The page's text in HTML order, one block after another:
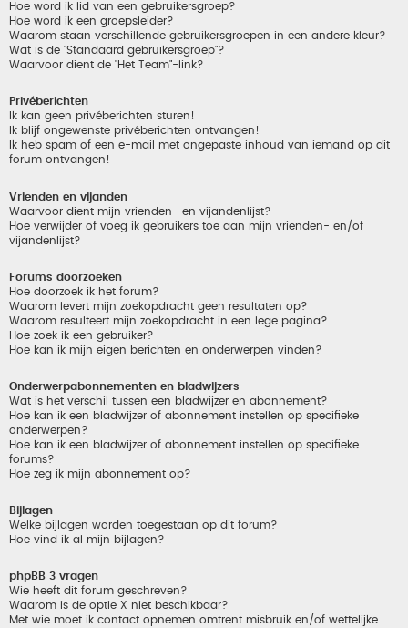
Hoe word ik lid van een gebruikersgroep?
Hoe word ik een groepsleider?
Waarom staan verschillende gebruikersgroepen in een andere kleur?
Wat is de "Standaard gebruikersgroep"?
Waarvoor dient de "Het Team"-link?
Privéberichten
Ik kan geen privéberichten sturen!
Ik blijf ongewenste privéberichten ontvangen!
Ik heb spam of een e-mail met ongepaste inhoud van iemand op dit
forum ontvangen!
Vrienden en vijanden
Waarvoor dient mijn vrienden- en vijandenlijst?
Hoe verwijder of voeg ik gebruikers toe aan mijn vrienden- en/of
vijandenlijst?
Forums doorzoeken
Hoe doorzoek ik het forum?
Waarom levert mijn zoekopdracht geen resultaten op?
Waarom resulteert mijn zoekopdracht in een lege pagina?
Hoe zoek ik een gebruiker?
Hoe kan ik mijn eigen berichten en onderwerpen vinden?
Onderwerpabonnementen en bladwijzers
Wat is het verschil tussen een bladwijzer en abonnement?
Hoe kan ik een bladwijzer of abonnement instellen op specifieke
onderwerpen?
Hoe kan ik een bladwijzer of abonnement instellen op specifieke
forums?
Hoe zeg ik mijn abonnement op?
Bijlagen
Welke bijlagen worden toegestaan op dit forum?
Hoe vind ik al mijn bijlagen?
phpBB 3 vragen
Wie heeft dit forum geschreven?
Waarom is de optie X niet beschikbaar?
Met wie moet ik contact opnemen omtrent misbruik en/of wettelijke